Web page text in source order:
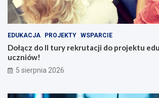
EDUKACJA PROJEKTY WSPARCIE
Dołącz do II tury rekrutacji do projektu
uczniów!
5 sierpnia 2026